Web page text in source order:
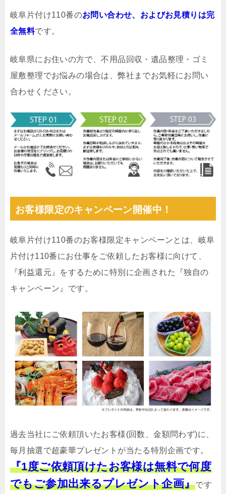
岐阜片付け110番のお問い合わせ、およびお見積りは完
全無料です。
岐阜県にお住いの方で、不用品回収・遺品整理・ゴミ
屋敷整理でお悩みの場合は、弊社までお気軽にお問い
合わせください。
お客様限定のキャンペーン開催中！
岐阜片付け110番のお客様限定キャンペーンとは、岐阜
片付け110番にお仕事をご依頼したお客様に向けて、
『利益還元』をするために特別に企画された『独自の
キャンペーン』です。
過去当社にご依頼頂いたお客様(回数、金額問わず)に、
毎月抽選で超豪華プレゼントが当たる特別企画です。
『1度ご依頼頂けたお客様は無料で何度
でもご参加出来るプレゼント企画』です